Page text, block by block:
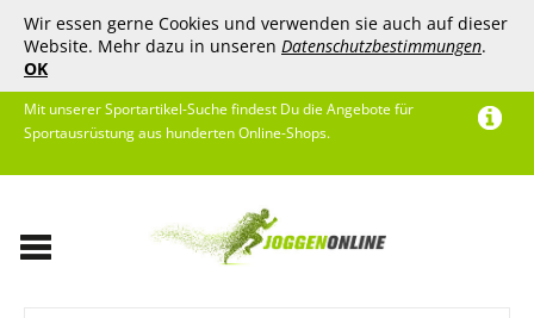
Wir essen gerne Cookies und verwenden sie auch auf dieser
Website. Mehr dazu in unseren Datenschutzbestimmungen.
OK
Mit unserer Sportartikel-Suche findest Du die Angebote für
Sportausrüstung aus hunderten Online-Shops.